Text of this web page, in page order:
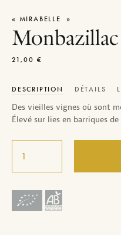
« MIRABELLE »
21,00 €
DESCRIPTION DÉTAILS
Des vieilles vignes où sont
Élevé sur lies en barriques